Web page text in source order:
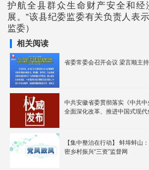
护航全县群众生命财产安全和经
展。”该县纪委监委有关负责人表
监委）
相关阅读
省委常委会召开会议 梁言顺主
中共安徽省委贯彻落实《中共
全面深化改革、推进中国式现代
【集中整治在行动】 蚌埠蚌山
密乡村振兴“三资”监督网